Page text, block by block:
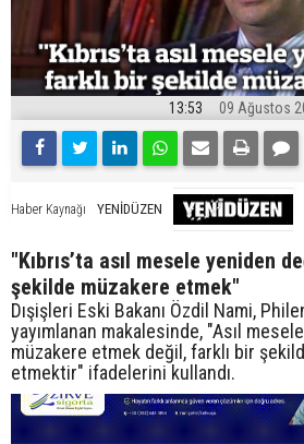
13:53 09 Ağustos
Haber Kaynağı YENİDÜZEN
"Kıbrıs’ta asıl mesele yeniden
şekilde müzakere etmek"
Dışişleri Eski Bakanı Özdil Nami,
yayımlanan makalesinde, "Asıl
müzakere etmek değil, farklı bir
etmektir" ifadelerini kullandı.